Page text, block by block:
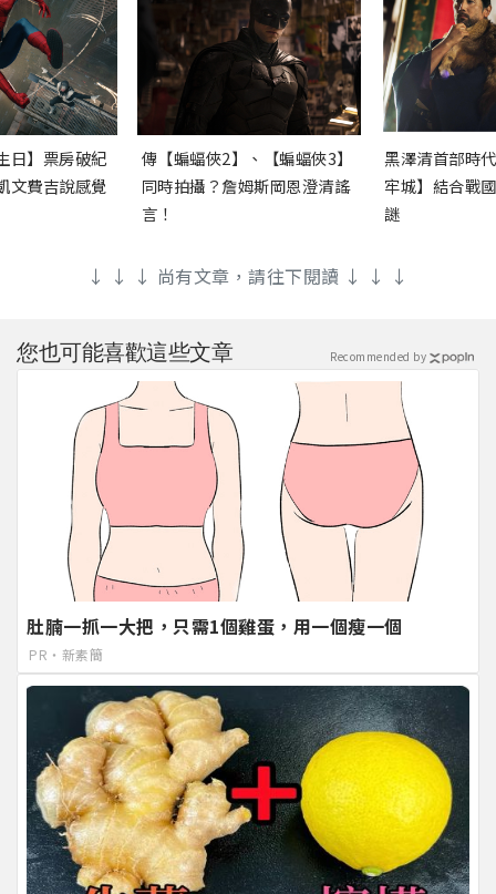
日】票房破紀
文費吉說感覺
傳【蝙蝠俠2】、【蝙蝠俠3】
同時拍攝？詹姆斯岡恩澄清謠
言！
黑澤清首部時
牢城】結合戰
謎
↓ ↓ ↓ 尚有文章，請往下閱讀 ↓ ↓ ↓
您也可能喜歡這些文章
肚腩一抓一大把，只需1個雞蛋，用一個瘦一個
PR・新素簡
Recommended by